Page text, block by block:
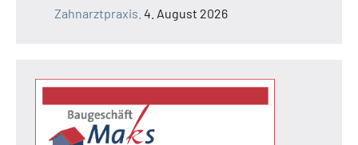
Zahnarztpraxis. 4. August 2026